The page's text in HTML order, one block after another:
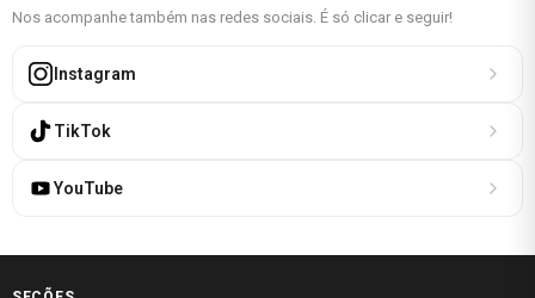
Nos acompanhe também nas redes sociais. É só clicar e seguir!
Instagram
TikTok
YouTube